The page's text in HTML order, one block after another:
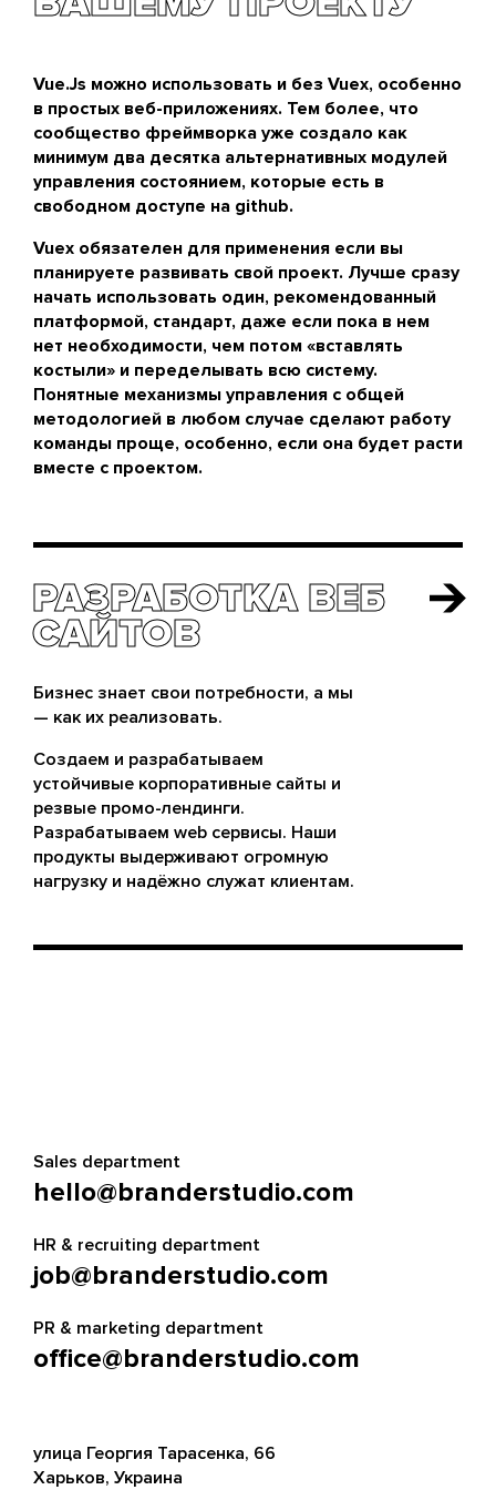
нужна отдельная функция для отслеживания
скорость загрузки и не позволяет использовать
важное преимущество фреймворка.
Vue.Js можно использовать и без Vuex, особенно
в простых веб-приложениях. Тем более, что
сообщество фреймворка уже создало как
минимум два десятка альтернативных модулей
управления состоянием, которые есть в
свободном доступе на github.
Vuex обязателен для применения если вы
планируете развивать свой проект. Лучше сразу
начать использовать один, рекомендованный
платформой, стандарт, даже если пока в нем
нет необходимости, чем потом «вставлять
костыли» и переделывать всю систему.
Понятные механизмы управления с общей
методологией в любом случае сделают работу
команды проще, особенно, если она будет расти
вместе с проектом.
РАЗРАБОТКА ВЕБ
САЙТОВ
РАЗРАБОТКА ВЕБ
САЙТОВ
Бизнес знает свои потребности, а мы
— как их реализовать.
Создаем и разрабатываем
устойчивые корпоративные сайты и
резвые промо-лендинги.
Разрабатываем web сервисы. Наши
продукты выдерживают огромную
нагрузку и надёжно служат клиентам.
Sales department
hello@branderstudio.com
HR & recruiting department
job@branderstudio.com
PR & marketing department
office@branderstudio.com
улица Георгия Тарасенка, 66
Харьков, Украина